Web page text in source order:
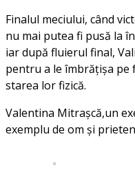
Finalul meciului, când
nu mai putea fi pusă la
iar după fluierul final,
pentru a le îmbrățișa pe
starea lor fizică.
Valentina Mitrașcă,un
exemplu de om și